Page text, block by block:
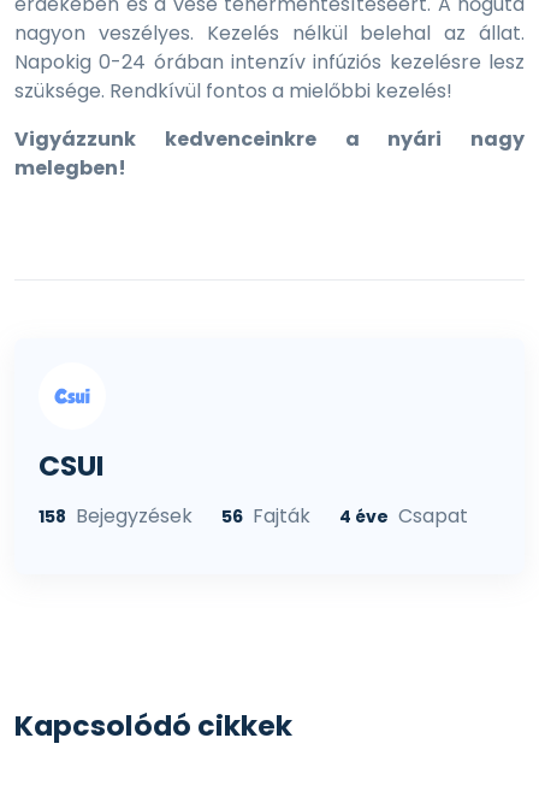
nagyon veszélyes. Kezelés nélkül belehal az állat.
Napokig 0-24 órában intenzív infúziós kezelésre lesz
szüksége. Rendkívül fontos a mielőbbi kezelés!
Vigyázzunk kedvenceinkre a nyári nagy
melegben!
CSUI
158 Bejegyzések 56 Fajták 4 éve Csapat
Kapcsolódó cikkek